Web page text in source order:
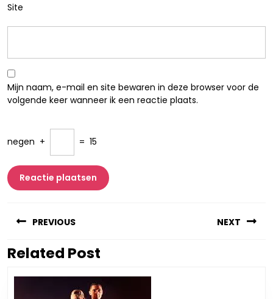
Site
Mijn naam, e-mail en site bewaren in deze browser voor de
volgende keer wanneer ik een reactie plaats.
negen + = 15
PREVIOUS
Vorig
NEXT
Related Post